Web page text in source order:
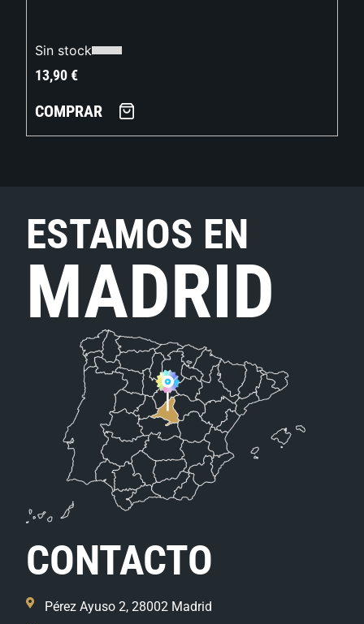
Sin stock
13,90€
COMPRAR
ESTAMOS EN
MADRID
CONTACTO
Pérez Ayuso 2, 28002 Madrid